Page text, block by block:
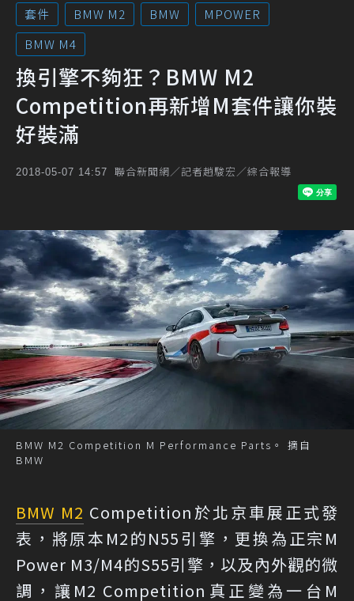
套件 BMW M2 BMW
MPOWER
BMW M4
換引擎不夠狂？BMW M2
Competition再新增M套件讓你裝
好裝滿
2018-05-07 14:57 聯合新聞網／記者趙駿宏／綜合報導
BMW M2 Competition M Performance Parts。 摘自
BMW
BMW M2 Competition於北京車展正式發
表，將原本M2的N55引擎，更換為正宗M
Power M3/M4的S55引擎，以及內外觀的微
調，讓M2 Competition真正變為一台M